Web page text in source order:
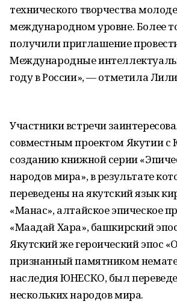
технического творчества
международном уровне. Более
получили приглашение
Международные
году в России», — отметила
Участники встречи
совместным проектом Якутии
созданию книжной серии
народов мира», в результате
переведены на якутский язык
«Манас», алтайское эпическое
«Маадай Хара», башкирский
Якутский же героический эпос
признанный памятником
наследия ЮНЕСКО, был
нескольких народов мира.